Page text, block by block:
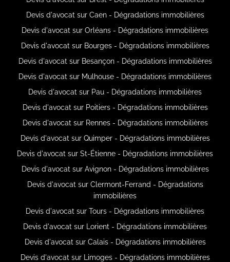
Devis d'avocat sur Caen - Dégradations immobilières
Devis d'avocat sur Orléans - Dégradations immobilières
Devis d'avocat sur Bourges - Dégradations immobilières
Devis d'avocat sur Besançon - Dégradations immobilières
Devis d'avocat sur Mulhouse - Dégradations immobilières
Devis d'avocat sur Pau - Dégradations immobilières
Devis d'avocat sur Poitiers - Dégradations immobilières
Devis d'avocat sur Rennes - Dégradations immobilières
Devis d'avocat sur Quimper - Dégradations immobilières
Devis d'avocat sur St-Étienne - Dégradations immobilières
Devis d'avocat sur Avignon - Dégradations immobilières
Devis d'avocat sur Clermont-Ferrand - Dégradations
immobilières
Devis d'avocat sur Tours - Dégradations immobilières
Devis d'avocat sur Lorient - Dégradations immobilières
Devis d'avocat sur Calais - Dégradations immobilières
Devis d'avocat sur Limoges - Dégradations immobilières